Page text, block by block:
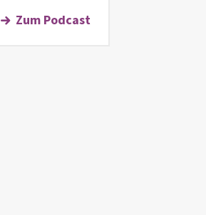
Zum Podcast